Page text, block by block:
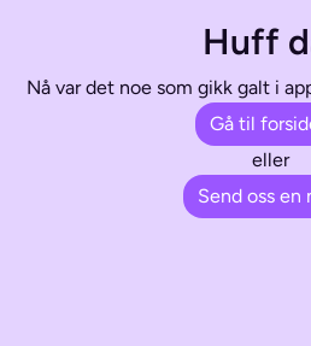
Huff
Nå var det noe som gikk galt i
Gå til
eller
Send oss en